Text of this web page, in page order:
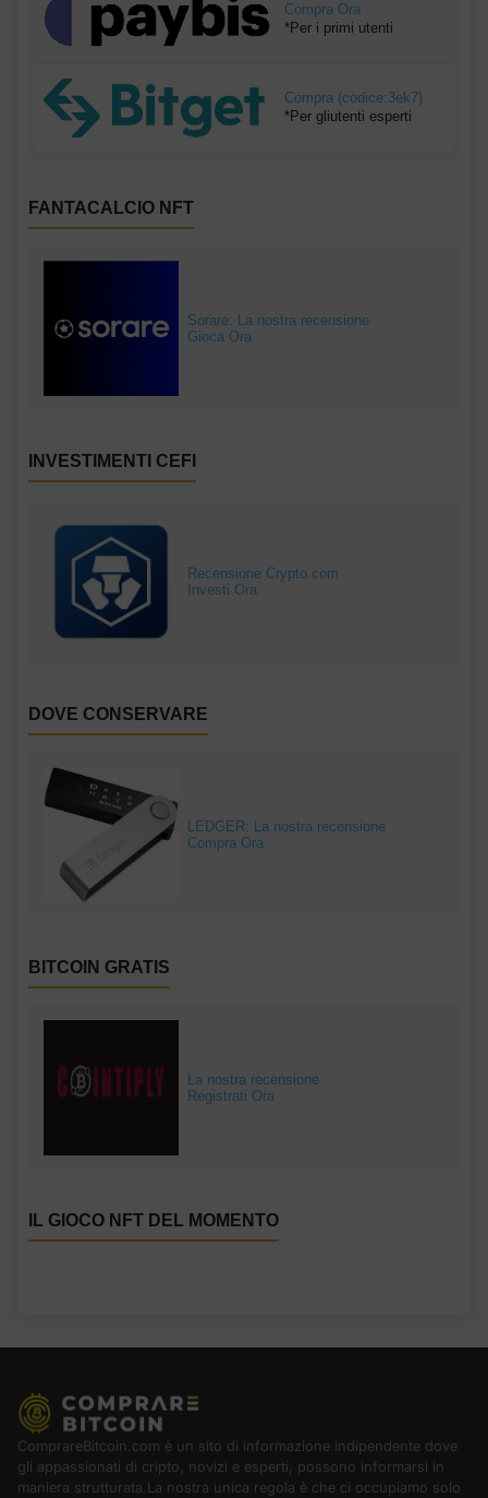
Compra Ora
*Per i primi utenti
Compra (codice:3ek7)
*Per gliutenti esperti
FANTACALCIO NFT
Sorare: La nostra recensione
Gioca Ora
INVESTIMENTI CEFI
Recensione Crypto.com
Investi Ora
DOVE CONSERVARE
LEDGER: La nostra recensione
Compra Ora
BITCOIN GRATIS
La nostra recensione
Registrati Ora
IL GIOCO NFT DEL MOMENTO
ComprareBitcoin.com è un sito di informazione indipendente dove
gli appassionati di cripto, novizi e esperti, possono informarsi in
maniera strutturata.La nostra unica regola è che ci occupiamo solo